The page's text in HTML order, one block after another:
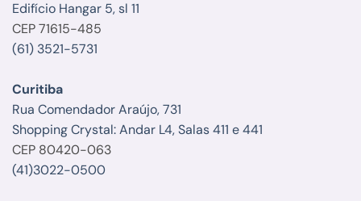
Edifício Hangar 5, sl 11
CEP 71615-485
(61) 3521-5731
Curitiba
Rua Comendador Araújo, 731
Shopping Crystal: Andar L4, Salas 411 e 441
CEP 80420-063
(41)3022-0500